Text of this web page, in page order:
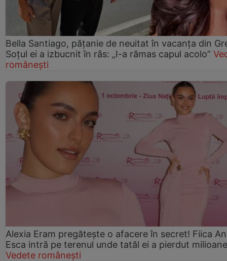
Bella Santiago, pățanie de neuitat în vacanța din
Soțul ei a izbucnit în râs: „I-a rămas capul acolo”
românești
Alexia Eram pregătește o afacere în secret! Fiica
Esca intră pe terenul unde tatăl ei a pierdut milioane
Vedete românești